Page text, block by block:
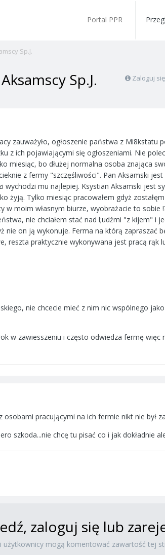
Portal PPR
Sp.J.
Zaloguj
Sp.J.
zauważyło, ogłoszenie państwa z
z ich pojawiającymi się ogłoszeniami. Nie
miesiąc, bo dłużej normalna osoba znająca
z fermy "szczęśliwości". Pan Aksamski
wychodzi mu najlepiej. Ksystian Aksamski jest
żyją. Tylko miesiąc pracowałem gdyż
moim własnym biurze, wyobrażacie to sobie
nie chciałem stać nad l;udźmi "z kijem" i
nie on ją wykonuje. Ferma na którą zapraszać
reszta praktycznie wykonywana jest pracą rąk
nie chcecie mieć z nim nic wspólnego
w zawiesszeniu i często odwiedza fermę więc
osobami pracującymi na ich fermie nikt nie był
szkoda...nie chcę tu pisać co i jak dokładnie
zaloguj się lub
użytkownicy mogą komentować zawartość tej